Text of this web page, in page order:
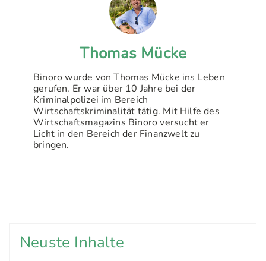
Thomas Mücke
Binoro wurde von Thomas Mücke ins Leben
gerufen. Er war über 10 Jahre bei der
Kriminalpolizei im Bereich
Wirtschaftskriminalität tätig. Mit Hilfe des
Wirtschaftsmagazins Binoro versucht er
Licht in den Bereich der Finanzwelt zu
bringen.
Neuste Inhalte